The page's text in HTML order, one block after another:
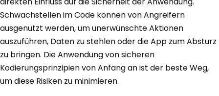
Schwachstellen im Code können von Angreifern
ausgenutzt werden, um unerwünschte Aktionen
auszuführen, Daten zu stehlen oder die App zum Absturz
zu bringen. Die Anwendung von sicheren
Kodierungsprinzipien von Anfang an ist der beste Weg,
um diese Risiken zu minimieren.